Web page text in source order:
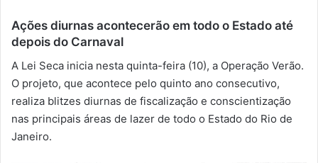
a
i
l
Ações diurnas acontecerão em todo o Estado até
depois do Carnaval
A Lei Seca inicia nesta quinta-feira (10), a Operação Verão.
O projeto, que acontece pelo quinto ano consecutivo,
realiza blitzes diurnas de fiscalização e conscientização
nas principais áreas de lazer de todo o Estado do Rio de
Janeiro.